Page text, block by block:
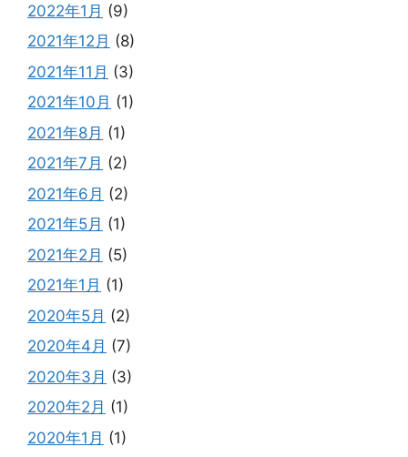
2022年1月 (9)
2021年12月 (8)
2021年11月 (3)
2021年10月 (1)
2021年8月 (1)
2021年7月 (2)
2021年6月 (2)
2021年5月 (1)
2021年2月 (5)
2021年1月 (1)
2020年5月 (2)
2020年4月 (7)
2020年3月 (3)
2020年2月 (1)
2020年1月 (1)